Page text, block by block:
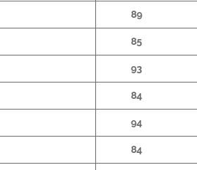
89
85
93
84
94
84